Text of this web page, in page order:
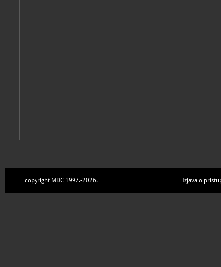
copyright MDC 1997.-2026. Izjava o